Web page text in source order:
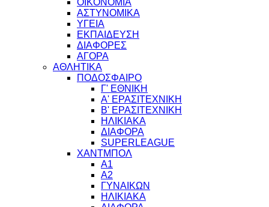
ΟΙΚΟΝΟΜΙΑ
ΑΣΤΥΝΟΜΙΚΑ
ΥΓΕΙΑ
ΕΚΠΑΙΔΕΥΣΗ
ΔΙΑΦΟΡΕΣ
ΑΓΟΡΑ
ΑΘΛΗΤΙΚΑ
ΠΟΔΟΣΦΑΙΡΟ
Γ' ΕΘΝΙΚΗ
Α' ΕΡΑΣΙΤΕΧΝΙΚΗ
Β' ΕΡΑΣΙΤΕΧΝΙΚΗ
ΗΛΙΚΙΑΚΑ
ΔΙΑΦΟΡΑ
SUPERLEAGUE
ΧΑΝΤΜΠΟΛ
Α1
Α2
ΓΥΝΑΙΚΩΝ
ΗΛΙΚΙΑΚΑ